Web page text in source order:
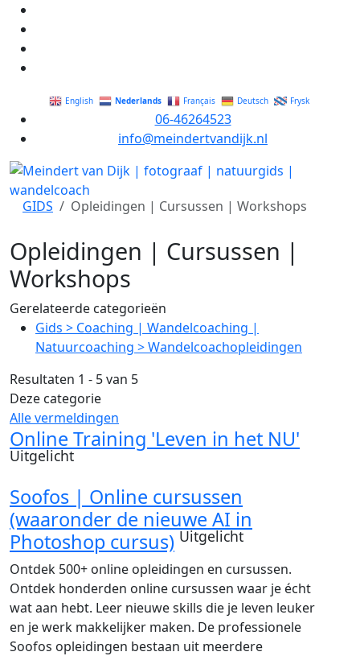
English Nederlands Français Deutsch Frysk
06-46264523
info@meindertvandijk.nl
GIDS Opleidingen | Cursussen | Workshops
Opleidingen | Cursussen |
Workshops
Gerelateerde categorieën
Gids > Coaching | Wandelcoaching |
Natuurcoaching >Wandelcoachopleidingen
Resultaten 1 - 5 van 5
Deze categorie
Alle vermeldingen
Online Training 'Leven in het NU'
Uitgelicht
Soofos | Online cursussen
(waaronder de nieuwe AI in
Photoshop cursus) Uitgelicht
Ontdek 500+ online opleidingen en cursussen.
Ontdek honderden online cursussen waar je écht
wat aan hebt. Leer nieuwe skills die je leven leuker
en je werk makkelijker maken. De professionele
Soofos opleidingen bestaan uit meerdere